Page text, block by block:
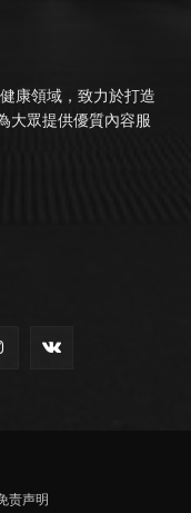
康領域，致力於打造
大眾提供優質內容服
责声明